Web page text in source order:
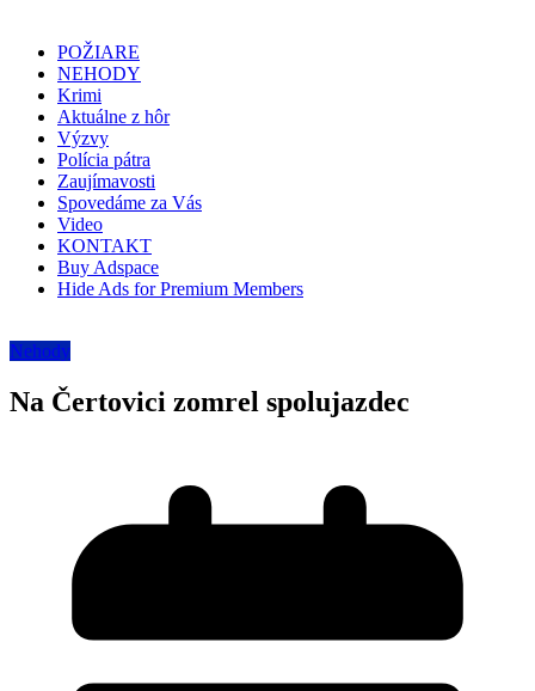
POŽIARE
NEHODY
Krimi
Aktuálne z hôr
Výzvy
Polícia pátra
Zaujímavosti
Spovedáme za Vás
Video
KONTAKT
Buy Adspace
Hide Ads for Premium Members
Nehody
Na Čertovici zomrel spolujazdec